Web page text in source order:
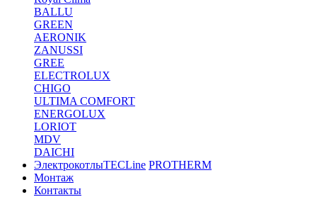
BALLU
GREEN
AERONIK
ZANUSSI
GREE
ELECTROLUX
CHIGO
ULTIMA COMFORT
ENERGOLUX
LORIOT
MDV
DAICHI
ЭлектрокотлыTECLine PROTHERM
Монтаж
Контакты